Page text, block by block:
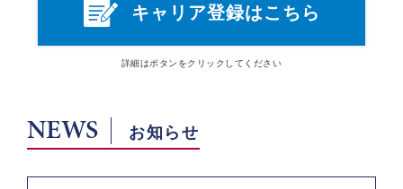
キャリア登録はこちら
詳細はボタン をクリックしてください
NEWS お知らせ